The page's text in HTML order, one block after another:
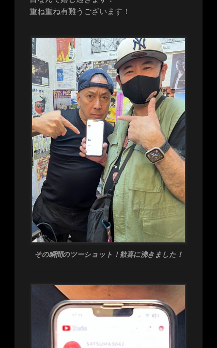
重ね重ね有難うございます！
その瞬間のツーショット！歓喜に沸きました！